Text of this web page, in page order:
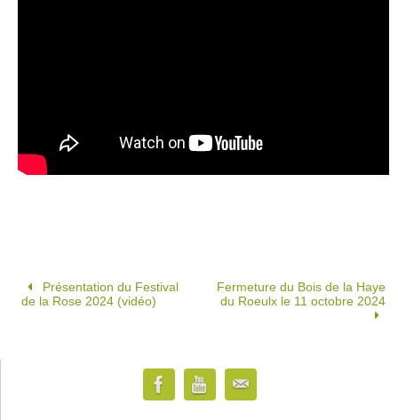
Présentation du Festival
de la Rose 2024 (vidéo)
Fermeture du Bois de la Haye
du Roeulx le 11 octobre 2024